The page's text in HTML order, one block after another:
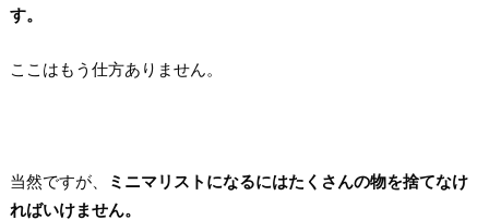
す。
ここはもう仕方ありません。
当然ですが、
ミニマリストになるにはたくさんの物を捨てなけ
ればいけません。